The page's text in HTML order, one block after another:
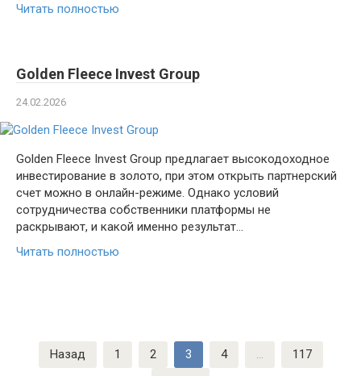
Читать полностью
Golden Fleece Invest Group
24.02.2026
Golden Fleece Invest Group предлагает высокодоходное
инвестирование в золото, при этом открыть партнерский
счет можно в онлайн-режиме. Однако условий
сотрудничества собственники платформы не
раскрывают, и какой именно результат…
Читать полностью
Навигация
Назад 1 2 3 4 …
117